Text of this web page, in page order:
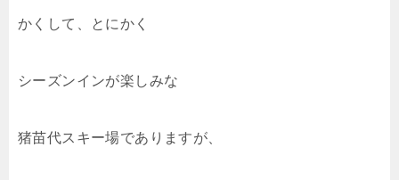
かくして、とにかく
シーズンインが楽しみな
猪苗代スキー場でありますが、